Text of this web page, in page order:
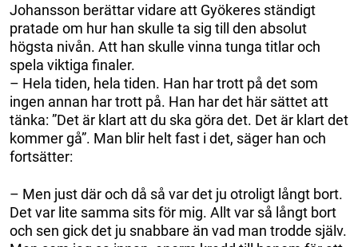
Johansson berättar vidare att Gyökeres ständigt
pratade om hur han skulle ta sig till den absolut
högsta nivån. Att han skulle vinna tunga titlar och
spela viktiga finaler.
– Hela tiden, hela tiden. Han har trott på det som
ingen annan har trott på. Han har det här sättet att
tänka: ”Det är klart att du ska göra det. Det är klart det
kommer gå”. Man blir helt fast i det, säger han och
fortsätter:
– Men just där och då så var det ju otroligt långt bort.
Det var lite samma sits för mig. Allt var så långt bort
och sen gick det ju snabbare än vad man trodde själv.